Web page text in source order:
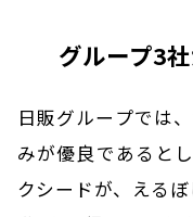
グループ3
日販グループでは
みが優良であると
クシードが、える